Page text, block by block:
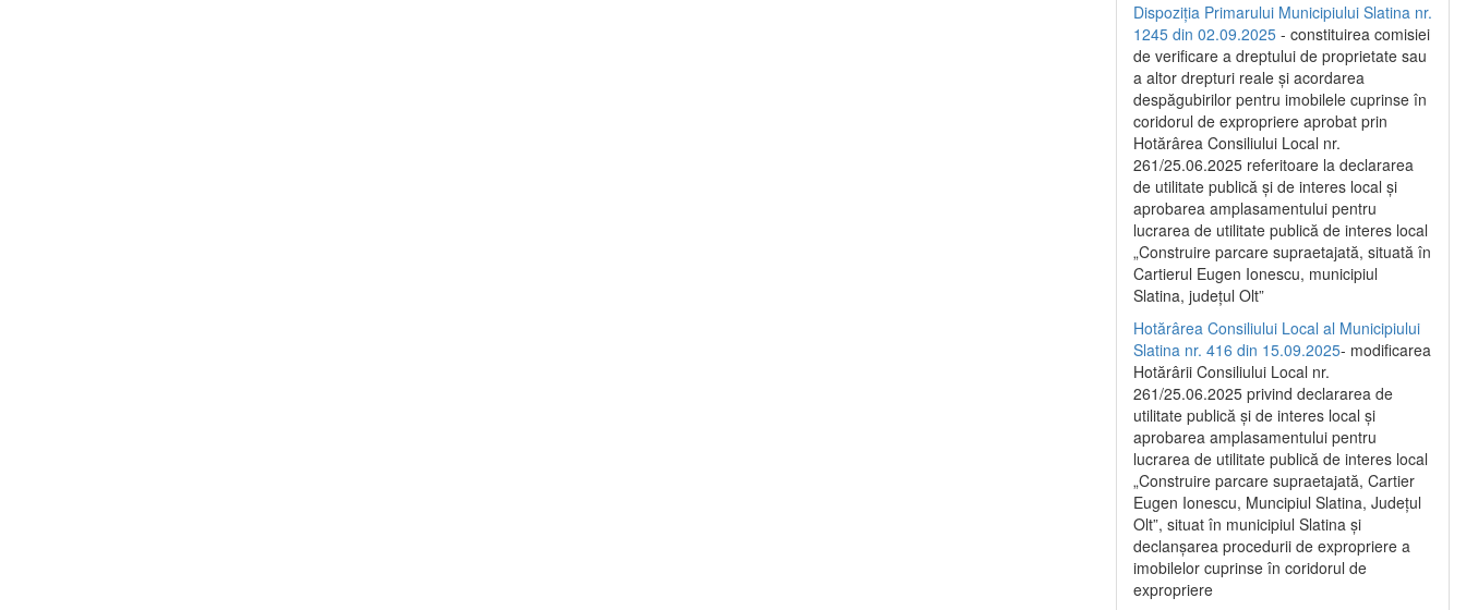
Dispoziția Primarului Municipiului Slatina nr.
1245 din 02.09.2025 - constituirea comisiei
de verificare a dreptului de proprietate sau
a altor drepturi reale și acordarea
despăgubirilor pentru imobilele cuprinse în
coridorul de expropriere aprobat prin
Hotărârea Consiliului Local nr.
261/25.06.2025 referitoare la declararea
de utilitate publică și de interes local și
aprobarea amplasamentului pentru
lucrarea de utilitate publică de interes local
„Construire parcare supraetajată, situată în
Cartierul Eugen Ionescu, municipiul
Slatina, județul Olt”
Hotărârea Consiliului Local al Municipiului
Slatina nr. 416 din 15.09.2025- modificarea
Hotărârii Consiliului Local nr.
261/25.06.2025 privind declararea de
utilitate publică și de interes local și
aprobarea amplasamentului pentru
lucrarea de utilitate publică de interes local
„Construire parcare supraetajată, Cartier
Eugen Ionescu, Muncipiul Slatina, Județul
Olt”, situat în municipiul Slatina și
declanșarea procedurii de expropriere a
imobilelor cuprinse în coridorul de
expropriere